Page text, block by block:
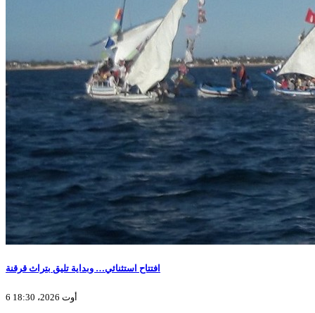
افتتاح استثنائي… وبداية تليق بتراث قرقنة
6 أوت 2026، 18:30